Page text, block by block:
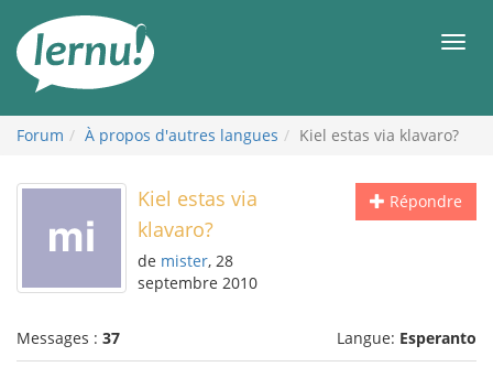
contenu
Forum À propos d'autres langues Kiel estas via klavaro?
Répondre
Kiel estas via
klavaro?
de mister, 28
septembre 2010
Messages : 37 Langue: Esperanto